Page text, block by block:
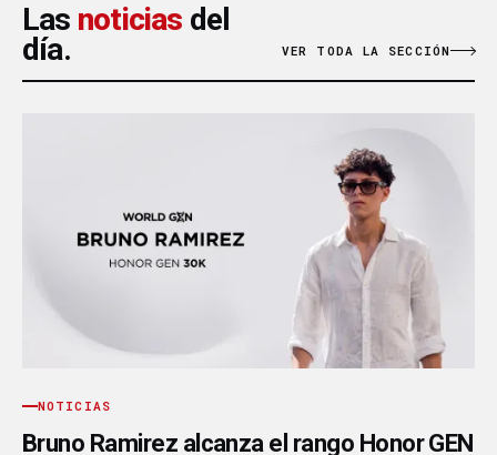
Las noticias del
día.
VER TODA LA SECCIÓN
NOTICIAS
Bruno Ramirez alcanza el rango Honor GEN